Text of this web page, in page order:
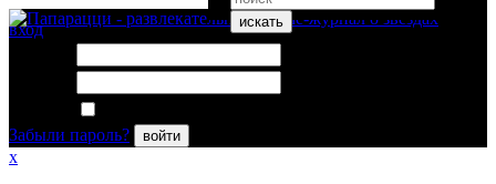
искать
вход
Забыли пароль?
войти
x